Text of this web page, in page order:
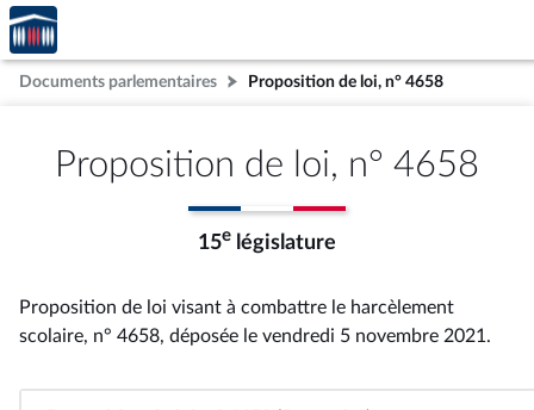
Aller au contenu
Aller en bas de la page
Accèder
à la
page
d'accueil
Documents parlementaires Proposition de loi, n° 4658
Proposition de loi, n° 4658
15e législature
Proposition de loi visant à combattre le harcèlement
scolaire, n° 4658, déposée le vendredi 5 novembre 2021 .